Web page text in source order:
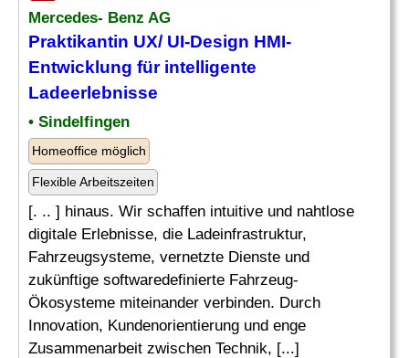
Mercedes- Benz AG
Praktikantin UX/ UI-Design HMI-
Entwicklung für intelligente
Ladeerlebnisse
• Sindelfingen
Homeoffice möglich
Flexible Arbeitszeiten
[. .. ] hinaus. Wir schaffen intuitive und nahtlose
digitale Erlebnisse, die Ladeinfrastruktur,
Fahrzeugsysteme, vernetzte Dienste und
zukünftige softwaredefinierte Fahrzeug-
Ökosysteme miteinander verbinden. Durch
Innovation, Kundenorientierung und enge
Zusammenarbeit zwischen Technik, [...]